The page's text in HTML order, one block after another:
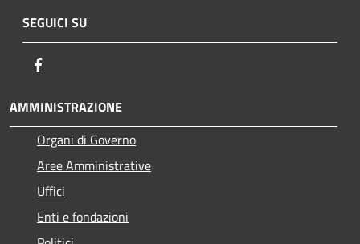
SEGUICI SU
AMMINISTRAZIONE
Organi di Governo
Aree Amministrative
Uffici
Enti e fondazioni